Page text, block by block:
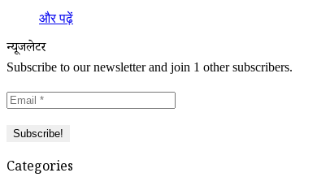
और पढ़ें
न्यूजलेटर
Subscribe to our newsletter and join 1 other subscribers.
Categories